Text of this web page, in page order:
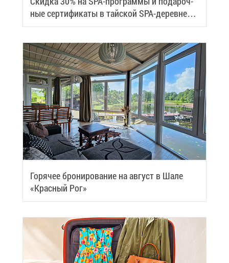
ные сер­ти­фи­ка­ты в тай­ской SPA-де­ревне
Samui
Го­ря­чее бро­ни­ро­ва­ние на ав­густ в Ша­ле
«Крас­ный Рог»